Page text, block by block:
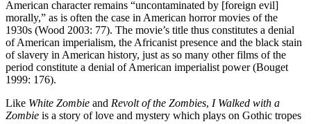
American character remains “uncontaminated by [foreign evil]
morally,” as is often the case in American horror movies of the
1930s (Wood 2003: 77). The movie’s title thus constitutes a denial
of American imperialism, the Africanist presence and the black stain
of slavery in American history, just as so many other films of the
period constitute a denial of American imperialist power (Bouget
1999: 176).
Like White Zombie and Revolt of the Zombies, I Walked with a
Zombie is a story of love and mystery which plays on Gothic tropes